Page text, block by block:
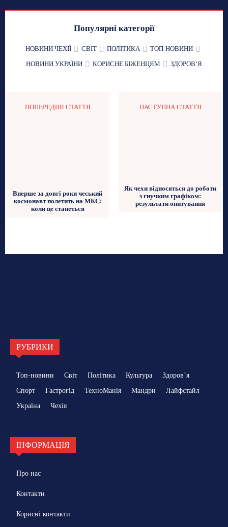
Популярні категорії
НОВИНИ ЧЕХІЇ СВІТ ПОЛІТИКА
ТОП-НОВИНИ
НОВИНИ УКРАЇНИ
КОРИСНЕ БІЖЕНЦЯМ ЗДОРОВʼЯ
ПОПЕРЕДНЯ СТАТТЯ
Вперше за довгі роки чеський
космонавт полетить на МКС:
коли це станеться
НАСТУПНА СТАТТЯ
Як чехи відносяться до роботи
з гнучким графіком:
результати опитування
РУБРИКИ
Топ-новини Світ Політика Культура
Здоровʼя
Спорт
Гастрогід ТехноМанія Мандри
Лайфстайл
Україна
Чехія
ІНФОРМАЦІЯ
Про нас
Контакти
Корисні контакти